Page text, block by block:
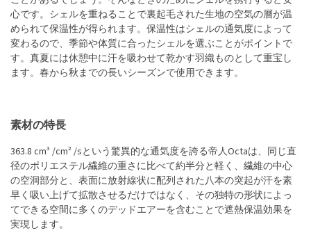
心です。シェルを重ねることで裏起毛された生地の空気の層が温
められて保温性が得られます。保温性はシェルの通気度によって
変わるので、季節や体質に合ったシェルを選ぶことがポイントで
す。真夏には休憩中に汗を吸わせて乾かす羽織ものとして重宝し
ます。春から秋までの長いシーズンで使用できます。
素材の特長
363.8 cm³ /cm² /sという驚異的な通気度を誇る帝人Octaは、同じ直
径のポリエステル繊維の重さに比べて約半分と軽く、繊維の中心
の空洞部分と、表面に放射線状に配列された八本の突起が汗を素
早く吸い上げて拡散させるだけではなく、その独特の形状によっ
てできる空間に多くのデッドエアーを含むことで遮熱保温効果を
実現します。